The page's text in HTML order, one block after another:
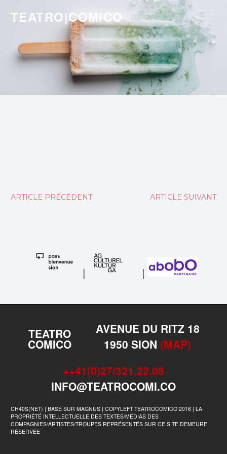
content
TEATRO|COMICO
Navigation
ARTICLE PRÉCÉDENT ARTICLE SUIVANT
| |
TEATRO
COMICO
AVENUE DU RITZ 18
1950 SION (MAP)
++41(0)27/321.22.08
INFO@TEATROCOMI.CO
CH40S(NET) | BASÉ SUR MAGNUS | COPYLEFT TEATROCOMICO 2016 | LA
PROPRIÉTÉ INTELLECTUELLE DES TEXTES/MÉDIAS DES
COMPAGNIES/ARTISTES/TROUPES REPRÉSENTÉS SUR CE SITE DEMEURE
RÉSERVÉE